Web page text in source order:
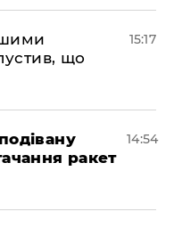
що
15:17
ракет
14:54